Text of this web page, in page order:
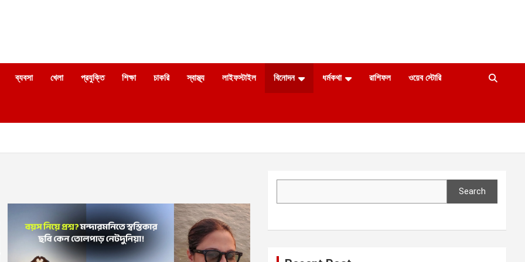
ব্যবসা খেলা প্রযুক্তি শিক্ষা চাকরি স্বাস্থ্য লাইফস্টাইল বিনোদন ধর্মকথা রাশিফল ওয়েব স্টোরি
Search